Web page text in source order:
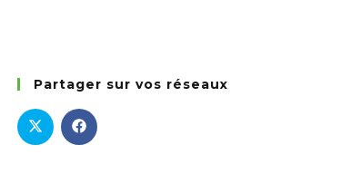
Partager sur vos réseaux